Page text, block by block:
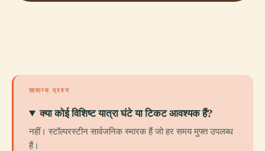
सामान्य प्रश्न
क्या कोई विशिष्ट यात्रा घंटे या टिकट आवश्यक हैं?
नहीं। स्टॉल्परस्टीन सार्वजनिक स्मारक हैं जो हर समय मुफ्त उपलब्ध
हैं।